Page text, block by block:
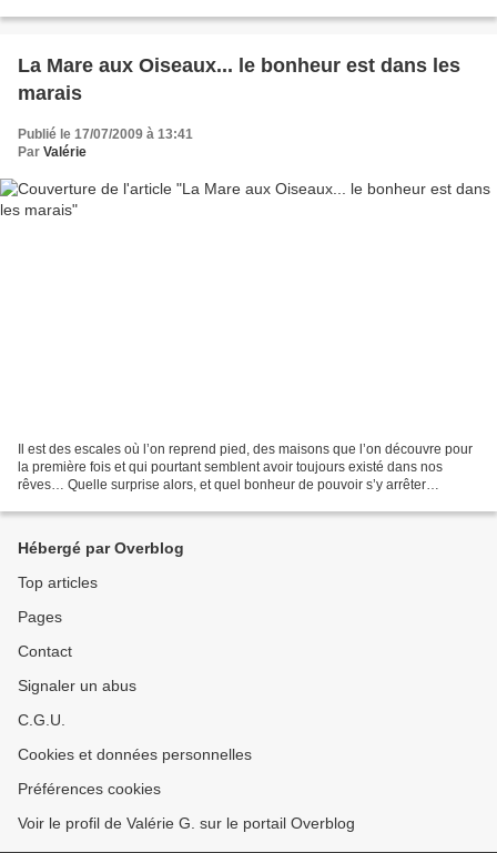
La Mare aux Oiseaux... le bonheur est dans les
marais
Publié le 17/07/2009 à 13:41
Par Valérie
Il est des escales où l’on reprend pied, des maisons que l’on découvre pour
la première fois et qui pourtant semblent avoir toujours existé dans nos
rêves… Quelle surprise alors, et quel bonheur de pouvoir s’y arrêter
Hébergé par Overblog
Top articles
Pages
Contact
Signaler un abus
C.G.U.
Cookies et données personnelles
Préférences cookies
Voir le profil de Valérie G. sur le portail Overblog